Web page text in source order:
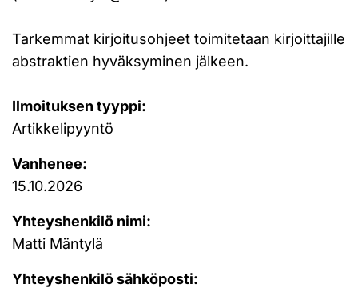
Tarkemmat kirjoitusohjeet toimitetaan kirjoittajille
abstraktien hyväksyminen jälkeen.
Ilmoituksen tyyppi:
Artikkelipyyntö
Vanhenee:
15.10.2026
Yhteyshenkilö nimi:
Matti Mäntylä
Yhteyshenkilö sähköposti: